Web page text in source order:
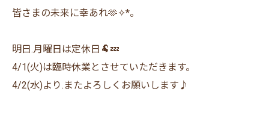
皆さまの未来に幸あれ🫶✧︎*。
明日.月曜日は定休日🐏💤
4/1(火)は臨時休業とさせていただきます。
4/2(水)より.またよろしくお願いします♪